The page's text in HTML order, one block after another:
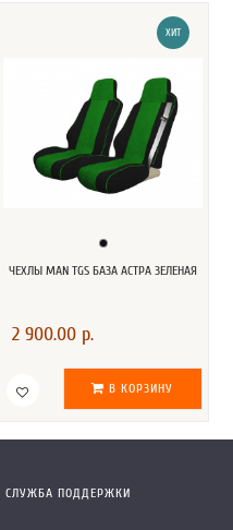
ХИТ
ЧЕХЛЫ MAN TGS БАЗА АСТРА ЗЕЛЕНАЯ
2 900.00 р.
В КОРЗИНУ
СЛУЖБА ПОДДЕРЖКИ